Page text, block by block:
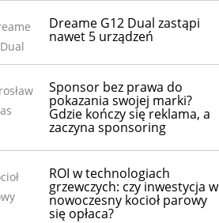
Dreame G12 Dual zastąpi
nawet 5 urządzeń
Sponsor bez prawa do
pokazania swojej marki?
Gdzie kończy się reklama, a
zaczyna sponsoring
ROI w technologiach
grzewczych: czy inwestycja w
nowoczesny kocioł parowy
się opłaca?